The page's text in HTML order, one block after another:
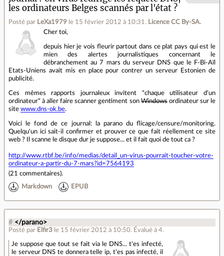
les ordinateurs Belges scannés par l'état ?
Posté par LeXa1979 le 15 février 2012 à 10:31 . Licence CC By‑SA.
Cher toi,
depuis hier je vois fleurir partout dans ce plat pays qui est le
mien des alertes journalistiques concernant le
débranchement au 7 mars du serveur DNS que le F-Bi-Aïl
Etats-Uniens avait mis en place pour contrer un serveur Estonien de
publicité.
Ces mêmes rapports journaleux invitent "chaque utilisateur d'un
ordinateur" à aller faire scanner gentiment sonWindowsordinateur sur le
site www.dns-ok.be.
Voici le fond de ce journal: la parano du flicage/censure/monitoring.
Quelqu'un ici sait-il confirmer et prouver ce que fait réellement ce site
web ? Il scanne le disque dur je suppose... et il fait quoi de tout ca ?
http://www.rtbf.be/info/medias/detail_un-virus-pourrait-toucher-votre-
ordinateur-a-partir-du-7-mars?id=7564193
(21 commentaires).
Markdown EPUB
# </parano>
Posté par Elfir3 le 15 février 2012 à 10:50. Évalué à 4.
Je suppose que tout se fait via le DNS... t'es infecté,
le serveur DNS te donnera telle ip, t'es pas infecté, il